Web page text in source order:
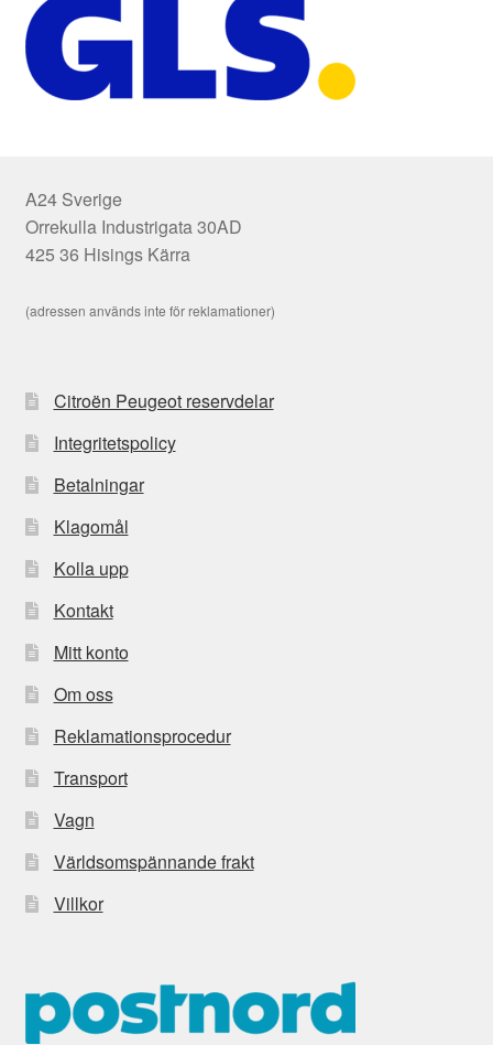
A24 Sverige
Orrekulla Industrigata 30AD
425 36 Hisings Kärra
(adressen används inte för reklamationer)
Citroën Peugeot reservdelar
Integritetspolicy
Betalningar
Klagomål
Kolla upp
Kontakt
Mitt konto
Om oss
Reklamationsprocedur
Transport
Vagn
Världsomspännande frakt
Villkor